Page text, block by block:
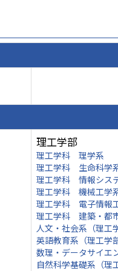
理工学部
理工学科 理学系
理工学科 生命科学
理工学科 情報シス
理工学科 機械工学
理工学科 電子情報
理工学科 建築・都
人文・社会系（理工
英語教育系（理工学部
数理・データサイエ
自然科学基礎系（理